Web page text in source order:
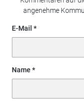
angenehme
E-Mail
Name